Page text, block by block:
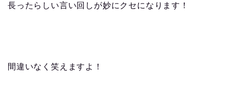
長ったらしい言い回しが妙にクセになります！
間違いなく笑えますよ！